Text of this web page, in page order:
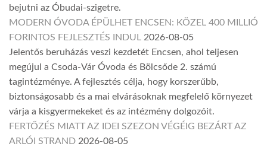
bejutni az Óbudai-szigetre.
MODERN ÓVODA ÉPÜLHET ENCSEN: KÖZEL 400 MILLIÓ
FORINTOS FEJLESZTÉS INDUL 2026-08-05
Jelentős beruházás veszi kezdetét Encsen, ahol teljesen
megújul a Csoda-Vár Óvoda és Bölcsőde 2. számú
tagintézménye. A fejlesztés célja, hogy korszerűbb,
biztonságosabb és a mai elvárásoknak megfelelő környezet
várja a kisgyermekeket és az intézmény dolgozóit.
FERTŐZÉS MIATT AZ IDEI SZEZON VÉGÉIG BEZÁRT AZ
ARLÓI STRAND 2026-08-05